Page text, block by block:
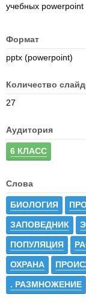
учебных powerpoint
Формат
pptx (powerpoint)
Количество
27
Аудитория
6 КЛАСС
Слова
БИОЛОГИЯ
ЗАПОВЕДНИК
ПОПУЛЯЦИЯ
ОХРАНА
. РАЗМНОЖЕНИЕ